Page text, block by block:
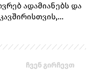
ადამიანებს და
ჩვენ გირჩევთ